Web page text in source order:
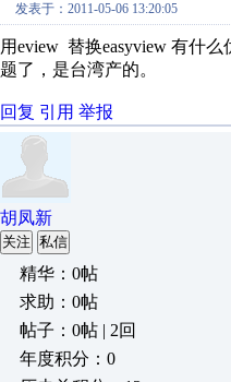
发表于：2011-05-06 13:20:05
用eview 替换easyview 有什
题了，是台湾产的。
回复 引用 举报
胡凤新
关注 私信
精华：0帖
求助：0帖
帖子：0帖 | 2回
年度积分：0